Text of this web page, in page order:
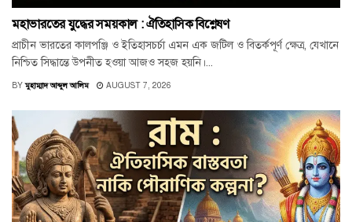
মহাভারতের যুদ্ধের সময়কাল : ঐতিহাসিক বিশ্লেষণ
প্রাচীন ভারতের কালপঞ্জি ও ইতিহাসচর্চা এমন এক জটিল ও বিতর্কপূর্ণ ক্ষেত্র, যেখানে
নিশ্চিত সিদ্ধান্তে উপনীত হওয়া আজও সহজ হয়নি।...
BY মুহাম্মাদ আব্দুল আলিম AUGUST 7, 2026